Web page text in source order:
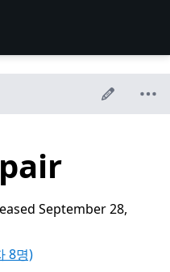
September 28,
8명)